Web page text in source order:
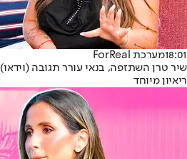
18:01מערכת ForReal
שיר טרן השתזפה, בנאי עורר תגובה (וידאו)
ריאיון מיוחד